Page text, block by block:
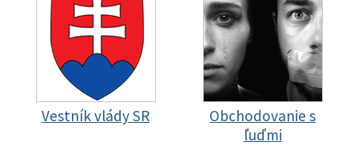
Vestník vlády SR
Obchodovanie s
ľuďmi